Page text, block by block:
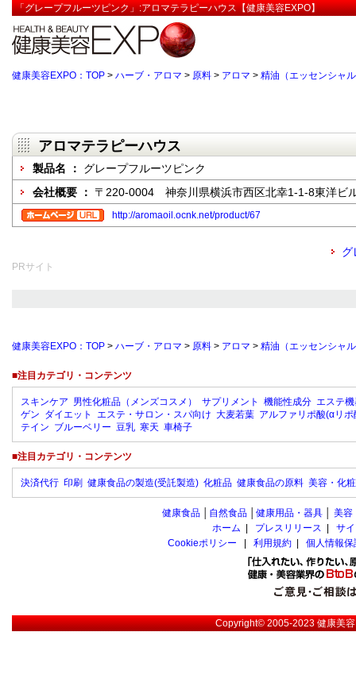
「グレープフルーツピンク」:アロマテラピーハウス【健康美容EXPO】
健康美容EXPO：TOP > ハーブ・アロマ > 原料 > アロマ > 精油（エッセンシャ
アロマテラピーハウス
製品名 ： グレープフルーツピンク
会社概要 ： 〒220-0004 神奈川県横浜市西区北幸1-1-8東洋ビ
http://aromaoil.ocnk.net/product/67
グ
PRサイト
健康美容EXPO：TOP > ハーブ・アロマ > 原料 > アロマ > 精油（エッセンシャ
■注目カテゴリ・コンテンツ
スキンケア 男性化粧品（メンズコスメ） サプリメント 機能性成分 エステ
ゲン ダイエット エステ・サロン・スパ向け 大麦若葉 アルファリポ酸(αリポ
テイン ブルーベリー 豆乳 寒天 車椅子
■注目カテゴリ・コンテンツ
決済代行 印刷 健康食品の製造(受託製造) 化粧品 健康食品の原料 美容・化
健康食品 自然食品 健康用品・器具 美容
ホーム
プレスリリース
サ
Cookieポリシー
利用規約 個人情報
Copyright© 2005-2023健康美